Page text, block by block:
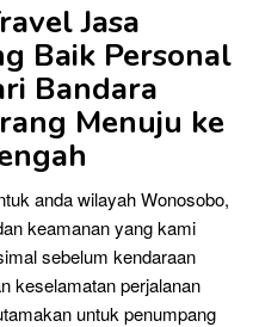
Jasa
Baik Personal
Bandara
Menuju ke
anda wilayah Wonosobo,
keamanan yang kami
sebelum kendaraan
keselamatan perjalanan
untuk penumpang